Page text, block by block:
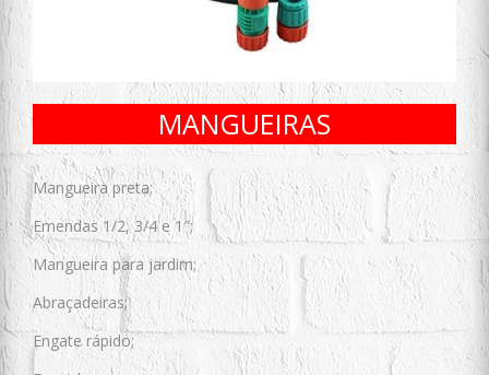
MANGUEIRAS
Mangueira preta;
Emendas 1/2, 3/4 e 1″;
Mangueira para jardim;
Abraçadeiras;
Engate rápido;